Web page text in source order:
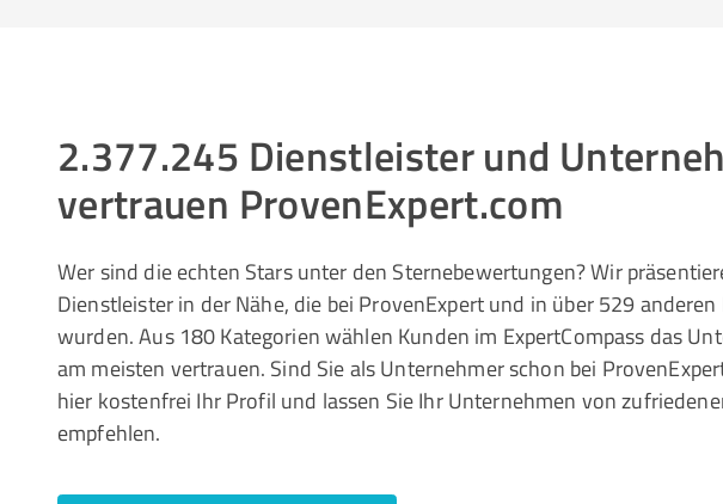
2.377.245 Dienstleister und
vertrauen ProvenExpert.com
Wer sind die echten Stars unter den Sternebewertungen? Wir
Dienstleister in der Nähe, die bei ProvenExpert und in über 529
wurden. Aus 180 Kategorien wählen Kunden im ExpertCompass das
am meisten vertrauen. Sind Sie als Unternehmer schon bei
hier kostenfrei Ihr Profil und lassen Sie Ihr Unternehmen von
empfehlen.